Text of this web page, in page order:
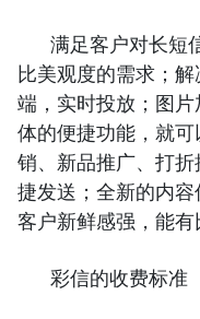
满足客户对长短
比美观度的需求；
端，实时投放；图
体的便捷功能，就
销、新品推广、打
捷发送；全新的内
客户新鲜感强，能
彩信的收费标准